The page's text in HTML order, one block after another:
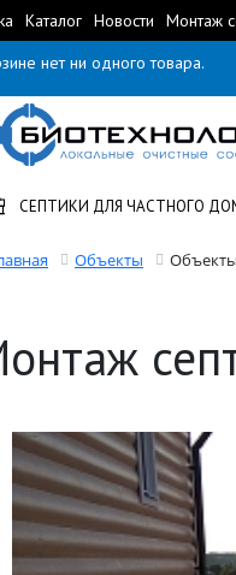
Каталог Новости Монтаж
нет ни одного товара.
СЕПТИКИ ДЛЯ ЧАСТНОГО
Объекты Объекты